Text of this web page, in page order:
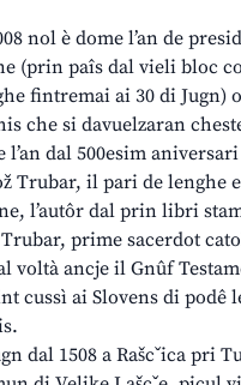
nol è dome l’an de
(prin paîs dal vieli bloc
fintremai ai 30 di Jugn)
che si davuelzaran
l’an dal 500esim
Trubar, il pari de lenghe
l’autôr dal prin libri
prime sacerdot
voltà ancje il Gnûf
cussì ai Slovens di podê
dal 1508 a Rašcˇica pri